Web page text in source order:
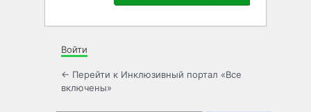
Войти
← Перейти к Инклюзивный портал «Все
включены»